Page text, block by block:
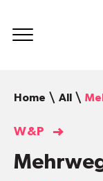
Home
All
W&P